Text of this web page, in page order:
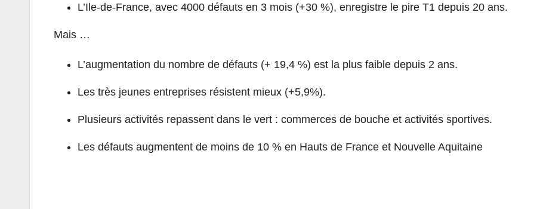
L’Ile-de-France, avec 4000 défauts en 3 mois (+30 %), enregistre le pire T1 depuis 20 ans.
Mais …
L’augmentation du nombre de défauts (+ 19,4 %) est la plus faible depuis 2 ans.
Les très jeunes entreprises résistent mieux (+5,9%).
Plusieurs activités repassent dans le vert : commerces de bouche et activités sportives.
Les défauts augmentent de moins de 10 % en Hauts de France et Nouvelle Aquitaine